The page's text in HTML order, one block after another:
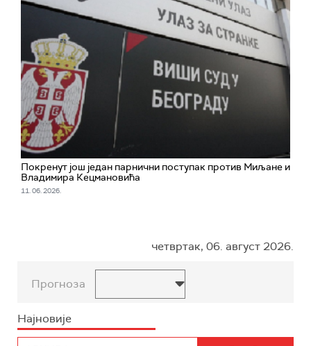
Покренут још један парнични поступак против Миљане и
Владимира Кецмановића
11. 06. 2026.
четвртак, 06. август 2026.
Прогноза
Најновије